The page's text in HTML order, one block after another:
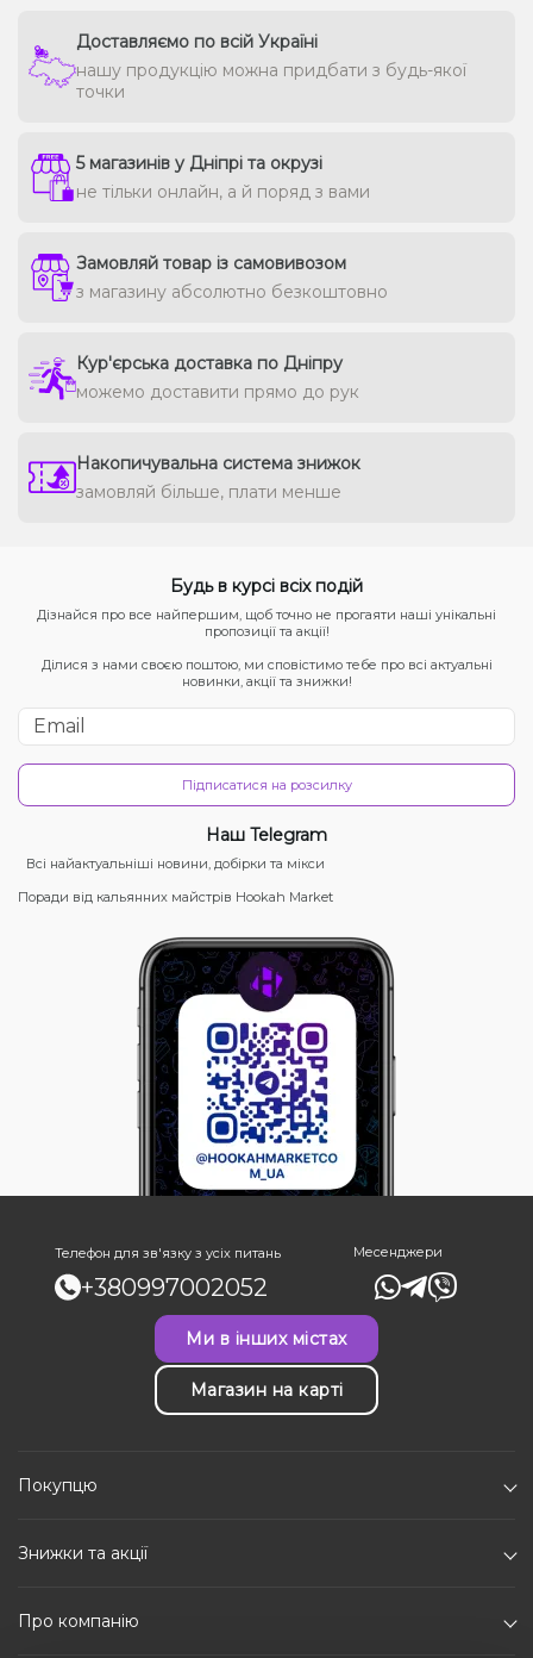
Доставляємо по всій Україні
нашу продукцію можна придбати з будь-якої
точки
5 магазинів у Дніпрі та окрузі
не тільки онлайн, а й поряд з вами
Замовляй товар із самовивозом
з магазину абсолютно безкоштовно
Кур'єрська доставка по Дніпру
можемо доставити прямо до рук
Накопичувальна система знижок
замовляй більше, плати менше
Будь в курсі всіх подій
Дізнайся про все найпершим, щоб точно не прогаяти наші унікальні
пропозиції та акції!
Ділися з нами своєю поштою, ми сповістимо тебе про всі актуальні
новинки, акції та знижки!
Підписатися на розсилку
Наш Telegram
Всі найактуальніші новини, добірки та мікси
Поради від кальянних майстрів Hookah Market
Телефон для зв'язку з усіх питань
+380997002052
Месенджери
Ми в інших містах
Магазин на карті
Покупцю
Знижки та акції
Про компанію